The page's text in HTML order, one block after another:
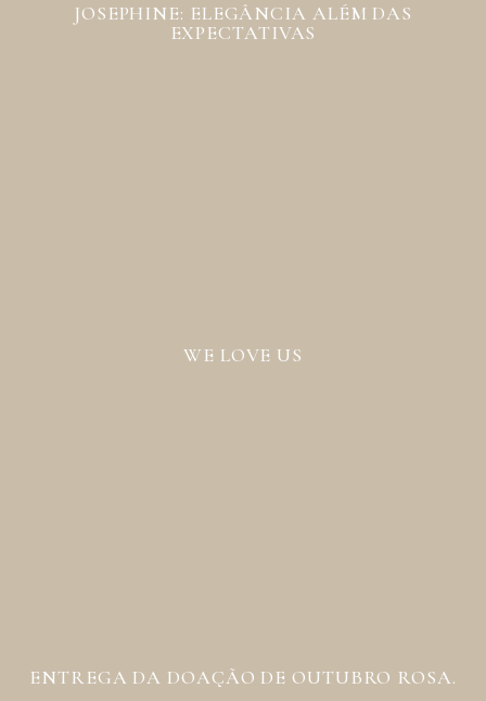
JOSEPHINE: ELEGÂNCIA ALÉM DAS
EXPECTATIVAS
WE LOVE US
ENTREGA DA DOAÇÃO DE OUTUBRO ROSA.